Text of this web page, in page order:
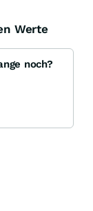
Werte
noch?